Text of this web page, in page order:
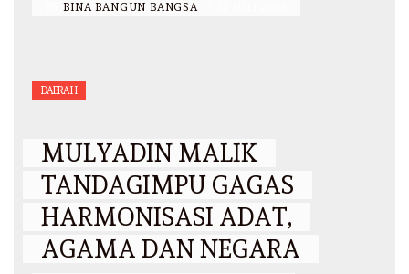
BINA BANGUN BANGSA
DAERAH
MULYADIN MALIK
TANDAGIMPU GAGAS
HARMONISASI ADAT,
AGAMA DAN NEGARA